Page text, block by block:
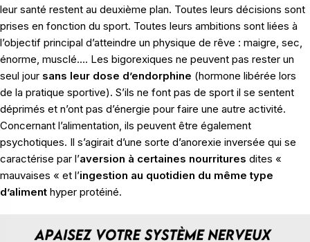
leur santé restent au deuxième plan. Toutes leurs décisions sont
prises en fonction du sport. Toutes leurs ambitions sont liées à
l’objectif principal d’atteindre un physique de rêve : maigre, sec,
énorme, musclé…. Les bigorexiques ne peuvent pas rester un
seul jour sans leur dose d’endorphine (hormone libérée lors
de la pratique sportive). S’ils ne font pas de sport il se sentent
déprimés et n’ont pas d’énergie pour faire une autre activité.
Concernant l’alimentation, ils peuvent être également
psychotiques. Il s’agirait d’une sorte d’anorexie inversée qui se
caractérise par l’aversion à certaines nourritures dites «
mauvaises « et l’ingestion au quotidien du même type
d’aliment hyper protéiné.